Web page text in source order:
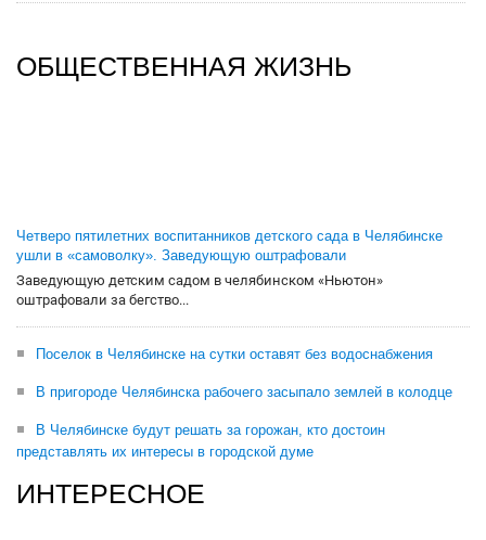
ОБЩЕСТВЕННАЯ ЖИЗНЬ
Четверо пятилетних воспитанников детского сада в Челябинске
ушли в «самоволку». Заведующую оштрафовали
Заведующую детским садом в челябинском «Ньютон»
оштрафовали за бегство...
Поселок в Челябинске на сутки оставят без водоснабжения
В пригороде Челябинска рабочего засыпало землей в колодце
В Челябинске будут решать за горожан, кто достоин
представлять их интересы в городской думе
ИНТЕРЕСНОЕ